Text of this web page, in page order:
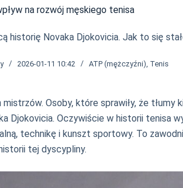
na rozwój męskiego tenisa
historię Novaka Djokovicia. Jak to się
2026-01-11 10:42 ATP (mężczyźni) Tenis
Osoby, które sprawiły, że tłumy
Djokovicia. Oczywiście w historii tenisa
technikę i kunszt sportowy. To
tej dyscypliny.